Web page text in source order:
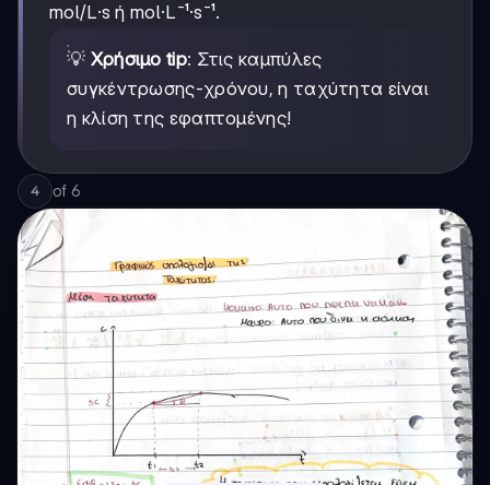
mol/L·s ή mol·L⁻¹·s⁻¹.
💡 Χρήσιμο tip: Στις καμπύλες
συγκέντρωσης-χρόνου, η ταχύτητα είναι
η κλίση της εφαπτομένης!
4 of 6